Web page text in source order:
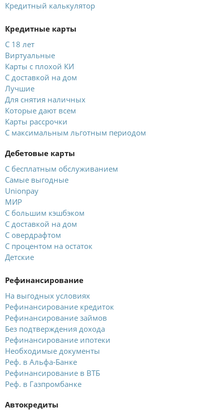
Кредитный калькулятор
Кредитные карты
С 18 лет
Виртуальные
Карты с плохой КИ
С доставкой на дом
Лучшие
Для снятия наличных
Которые дают всем
Карты рассрочки
С максимальным льготным периодом
Дебетовые карты
С бесплатным обслуживанием
Самые выгодные
Unionpay
МИР
С большим кэшбэком
С доставкой на дом
С овердрафтом
С процентом на остаток
Детские
Рефинансирование
На выгодных условиях
Рефинансирование кредиток
Рефинансирование займов
Без подтверждения дохода
Рефинансирование ипотеки
Необходимые документы
Реф. в Альфа-Банке
Рефинансирование в ВТБ
Реф. в Газпромбанке
Автокредиты